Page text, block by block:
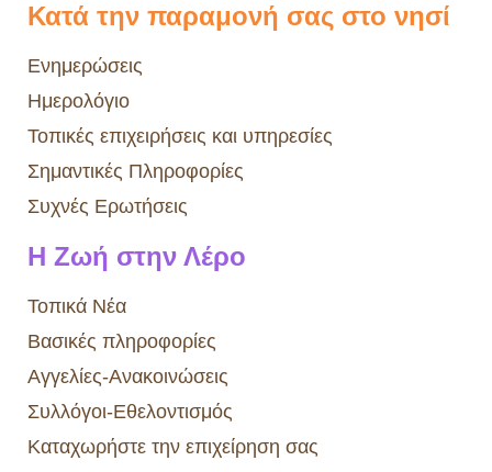
Κατά την παραμονή σας στο νησί
Ενημερώσεις
Ημερολόγιο
Τοπικές επιχειρήσεις και υπηρεσίες
Σημαντικές Πληροφορίες
Συχνές Ερωτήσεις
Η Ζωή στην Λέρο
Τοπικά Νέα
Βασικές πληροφορίες
Αγγελίες-Ανακοινώσεις
Συλλόγοι-Εθελοντισμός
Καταχωρήστε την επιχείρηση σας